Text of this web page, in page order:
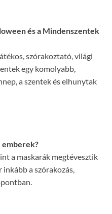
és a Mindenszentek
szórakoztató, világi
egy komolyabb,
a szentek és elhunytak
a maskarák megtévesztik
inkább a szórakozás,